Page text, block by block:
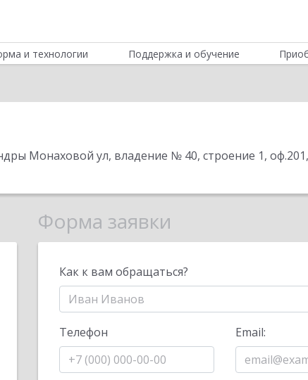
и технологии Поддержка и обучение
Монаховой ул, владение № 40, строение 1,
Форма заявки
Как к вам обращаться?
Телефон Email: